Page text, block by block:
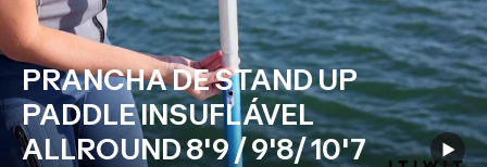
PRANCHA DE STAND UP
PADDLE INSUFLÁVEL
ALLROUND 8'9 / 9'8/ 10'7